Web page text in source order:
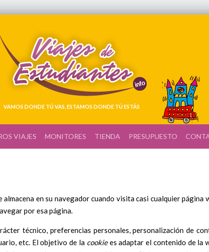
VAMOS DONDE TÚ VAS, ESTAMOS DONDE TÚ ESTÁS
VIAJES MONITORES TIENDA PRESUPUESTO
en su navegador cuando visita casi cualquier página
por esa página.
técnico, preferencias personales, personalización de
etc. El objetivo de la cookiees adaptar el contenido de la